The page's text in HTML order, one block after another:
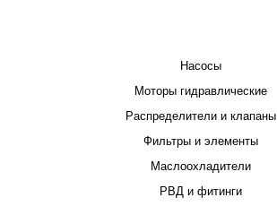
Насосы
Моторы гидравлические
Распределители и клапаны
Фильтры и элементы
Маслоохладители
РВД и фитинги